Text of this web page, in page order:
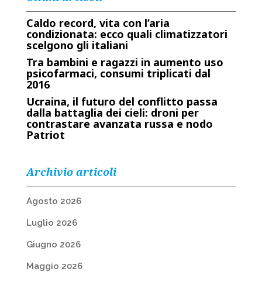
Caldo record, vita con l’aria
condizionata: ecco quali climatizzatori
scelgono gli italiani
Tra bambini e ragazzi in aumento uso
psicofarmaci, consumi triplicati dal
2016
Ucraina, il futuro del conflitto passa
dalla battaglia dei cieli: droni per
contrastare avanzata russa e nodo
Patriot
Archivio articoli
Agosto 2026
Luglio 2026
Giugno 2026
Maggio 2026